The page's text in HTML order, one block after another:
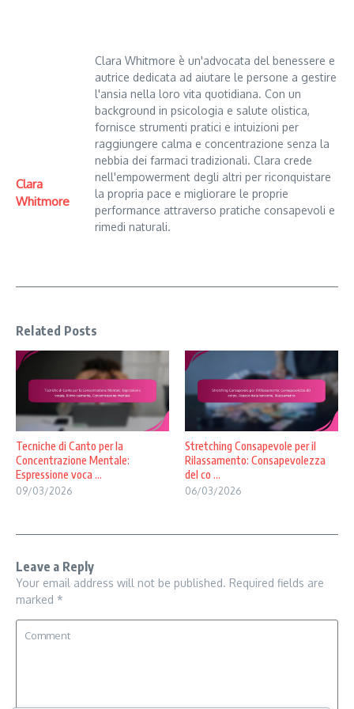
Clara
Whitmore
Clara Whitmore è un'advocata del benessere e
autrice dedicata ad aiutare le persone a gestire
l'ansia nella loro vita quotidiana. Con un
background in psicologia e salute olistica,
fornisce strumenti pratici e intuizioni per
raggiungere calma e concentrazione senza la
nebbia dei farmaci tradizionali. Clara crede
nell'empowerment degli altri per riconquistare
la propria pace e migliorare le proprie
performance attraverso pratiche consapevoli e
rimedi naturali.
Related Posts
Tecniche di Canto per la
Concentrazione Mentale:
Espressione voca ...
09/03/2026
Stretching Consapevole per il
Rilassamento: Consapevolezza
del co ...
06/03/2026
Leave a Reply
Your email address will not be published. Required fields are
marked *